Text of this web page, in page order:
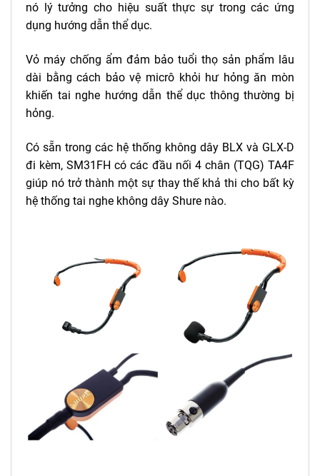
nó lý tưởng cho hiệu suất thực sự trong các ứng
dụng hướng dẫn thể dục.
Vỏ máy chống ẩm đảm bảo tuổi thọ sản phẩm lâu
dài bằng cách bảo vệ micrô khỏi hư hỏng ăn mòn
khiến tai nghe hướng dẫn thể dục thông thường bị
hỏng.
Có sẵn trong các hệ thống không dây BLX và GLX-D
đi kèm, SM31FH có các đầu nối 4 chân (TQG) TA4F
giúp nó trở thành một sự thay thế khả thi cho bất kỳ
hệ thống tai nghe không dây Shure nào.